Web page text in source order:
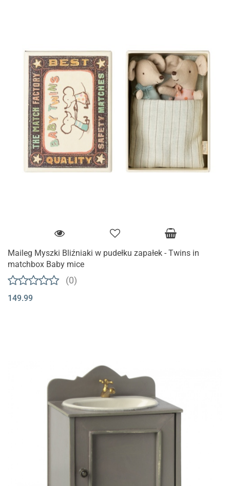
Maileg Myszki Bliźniaki w pudełku zapałek - Twins in
matchbox Baby mice
(0)
149.99